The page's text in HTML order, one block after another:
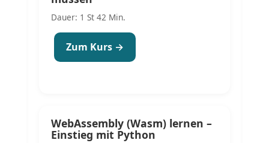
Dauer: 1 St 42 Min.
Zum Kurs →
WebAssembly (Wasm) lernen –
Einstieg mit Python